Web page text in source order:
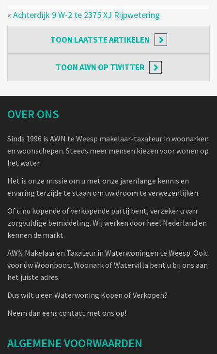
« Achterdijk 9 W-2 te 2375 XJ Rijpwetering
TOON LAATSTE ARTIKELEN
TOONAWN OP TWITTER
OVER ONS
Sinds 1996 is AWN te Weesp makelaar-taxateur in woonarken
en woonschepen. Steeds meer mensen kiezen voor wonen op
het water.
Het is onze missie om u met onze jarenlange kennis en
ervaring terzijde te staan om uw droom te verwezenlijken.
Of u nu kopende of verkopende partij bent, verzeker u van
zorgvuldige bemiddeling. Wij werken door heel Nederland en
kennen de markt.
AWN Makelaar en Taxateur in Waterwoningen te Weesp. Ook
voor úw Woonboot, Woonark of Watervilla bent u bij ons aan
het juiste adres.
Dus wilt u een Waterwoning Kopen of Verkopen?
Neem dan eens contact met ons op!
ALGEMENE VOORWAARDEN